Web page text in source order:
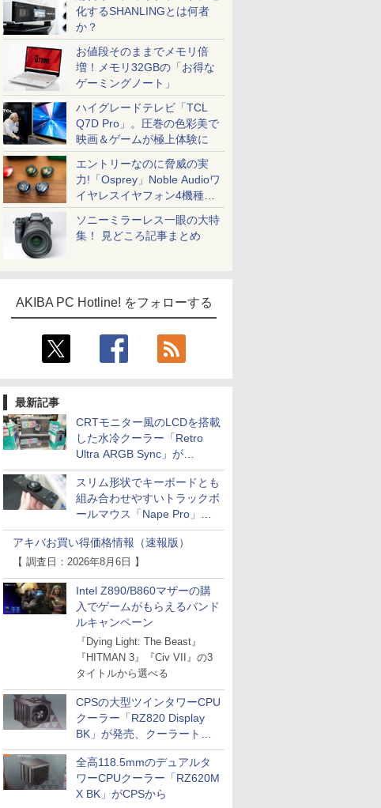
化するSHANLINGとは何者
か？
お値段そのままでメモリ倍
増！メモリ32GBの「お得な
ゲーミングノート」
ハイグレードテレビ「TCL
Q7D Pro」。圧巻の色彩美で
映画＆ゲームが極上体験に
エントリーなのに脅威の実
力!「Osprey」Noble Audioワ
イヤレスイヤフォン4機種を
一気に聴く
ソニーミラーレス一眼の大特
集！ 見どころ記事まとめ
AKIBA PC Hotline! をフォローする
最新記事
CRTモニター風のLCDを搭載
した水冷クーラー「Retro
Ultra ARGB Sync」が
Thermaltakeから
スリム形状でキーボードとも
組み合わせやすいトラックボ
ールマウス「Nape Pro」が
Keychronから
アキバお買い得価格情報（速報版）
【 調査日：2026年8月6日 】
Intel Z890/B860マザーの購
入でゲームがもらえるバンド
ルキャンペーン
『Dying Light: The Beast』
『HITMAN 3』『Civ VII』の3
タイトルから選べる
CPSの大型ツインタワーCPU
クーラー「RZ820 Display
BK」が発売、クーラートッ
プに5インチ液晶搭載
全高118.5mmのデュアルタ
ワーCPUクーラー「RZ620M
X BK」がCPSから